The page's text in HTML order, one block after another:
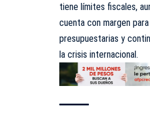
tiene límites fiscales,
cuenta con margen
presupuestarias y
la crisis internacional.